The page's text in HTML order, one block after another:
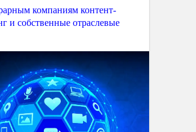
компаниям контент-
и собственные отраслевые